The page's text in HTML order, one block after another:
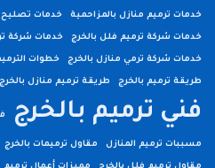
خدمات ترميم منازل بالمزاحمية خدمات تصليح
خدمات شركة ترميم فلل بالخرج خدمات شركة
خدمات شركة ترمي منازل بالخرج خطوات
طريقة ترميم بالخرج طريقة ترميم منازل بالخرج
فني ترميم بالخرج
مسببات ترميم المنازل مقاول ترميمات بالخرج